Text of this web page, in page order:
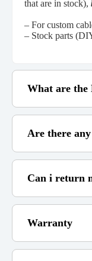
that are in stock),
– For custom
– Stock parts
What are the
3 to 6
Are there
Can i return
Warranty